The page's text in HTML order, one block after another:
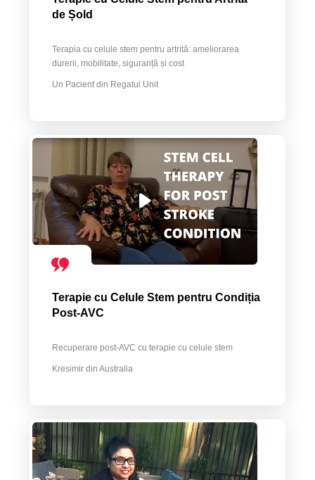
de Șold
Terapia cu celule stem pentru artrită: ameliorarea
durerii, mobilitate, siguranță și cost
Un Pacient din Regatul Unit
Terapie cu Celule Stem pentru Condiția
Post-AVC
Recuperare post-AVC cu terapie cu celule stem
Kresimir din Australia